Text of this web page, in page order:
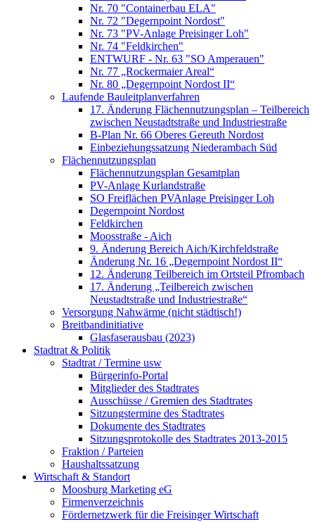
Nr. 70 "Containerbau ELA"
Nr. 72 "Degernpoint Nordost"
Nr. 73 "PV-Anlage Preisinger Loh"
Nr. 74 "Feldkirchen"
ENTWURF - Nr. 63 "SO Amperauen"
Nr. 77 „Rockermaier Areal“
Nr. 80 „Degernpoint Nordost II“
Laufende Bauleitplanverfahren
17. Änderung Flächennutzungsplan – Teilbereich
zwischen Neustadtstraße und Industriestraße
B-Plan Nr. 66 Oberes Gereuth Nordost
Einbeziehungssatzung Niederambach Süd
Flächennutzungsplan
Flächennutzungsplan Gesamtplan
PV-Anlage Kurlandstraße
SO Freiflächen PV­Anlage Preisinger Loh
Degernpoint Nordost
Feldkirchen
Moosstraße - Aich
9. Änderung Bereich Aich/Kirchfeldstraße
Änderung Nr. 16 „Degernpoint Nordost II“
12. Änderung Teilbereich im Ortsteil Pfrombach
17. Änderung „Teilbereich zwischen
Neustadtstraße und Industriestraße“
Versorgung Nahwärme (nicht städtisch!)
Breitbandinitiative
Glasfaserausbau (2023)
Stadtrat & Politik
Stadtrat / Termine usw
Bürgerinfo-Portal
Mitglieder des Stadtrates
Ausschüsse / Gremien des Stadtrates
Sitzungstermine des Stadtrates
Dokumente des Stadtrates
Sitzungsprotokolle des Stadtrates 2013-2015
Fraktion / Parteien
Haushaltssatzung
Wirtschaft & Standort
Moosburg Marketing eG
Firmenverzeichnis
Fördernetzwerk für die Freisinger Wirtschaft